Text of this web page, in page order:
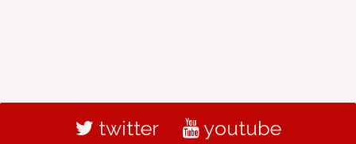
twitter youtube